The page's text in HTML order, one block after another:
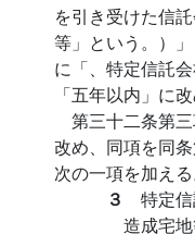
を引き受けた信
等」という。）
に「、特定信託
「五年以内」に
第三十二条第
改め、同項を同
次の一項を加える
３ 特定
造成宅